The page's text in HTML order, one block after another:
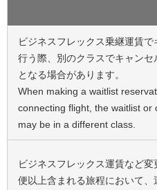
ビジネスフレックス乗継運賃
行う際、別のクラスでキャン
となる場合があります。
When making a waitlist
connecting flight, the waitlist or
may be in a different class.
ビジネスフレックス運賃など
便以上含まれる旅程において